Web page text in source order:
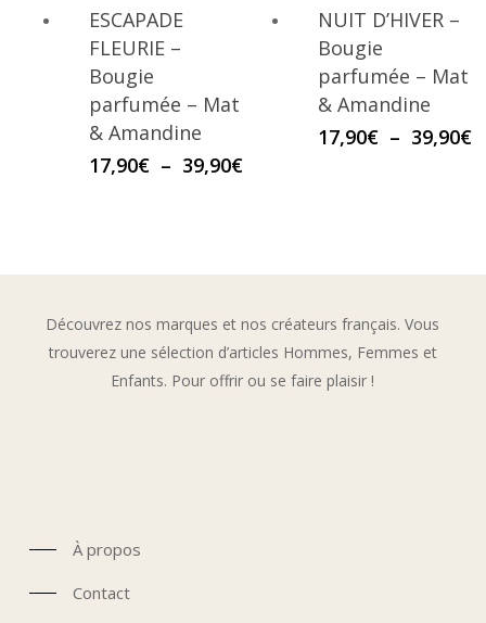
ESCAPADE
FLEURIE –
Bougie
parfumée – Mat
& Amandine
17,90€ – 39,90€Plage
NUIT D’HIVER –
Bougie
parfumée – Mat
& Amandine
17,90€ – 39,90€
Découvrez nos marques et nos créateurs français. Vous
trouverez une sélection d’articles Hommes, Femmes et
Enfants. Pour offrir ou se faire plaisir !
À propos
Contact